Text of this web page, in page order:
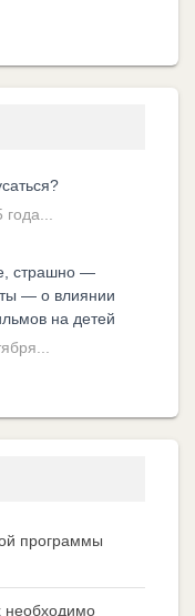
страшно —
— о влиянии
на детей
программы
необходимо